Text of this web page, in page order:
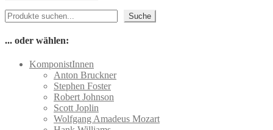
Suchen Suche
... oder wählen:
KomponistInnen
Anton Bruckner
Stephen Foster
Robert Johnson
Scott Joplin
Wolfgang Amadeus Mozart